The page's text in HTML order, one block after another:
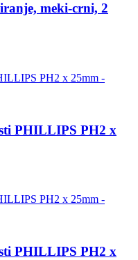
meki-crni, 2
PHILLIPS PH2 x
PHILLIPS PH2 x